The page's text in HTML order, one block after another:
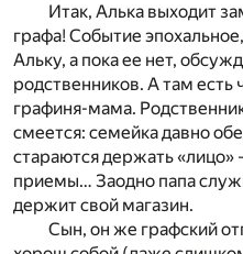
Итак, Алька выходит
графа! Событие
Альку, а пока ее нет,
родственников. А там есть
графиня-мама.
смеется: семейка давно
стараются держать
приемы… Заодно папа
держит свой магазин.
Сын, он же графский